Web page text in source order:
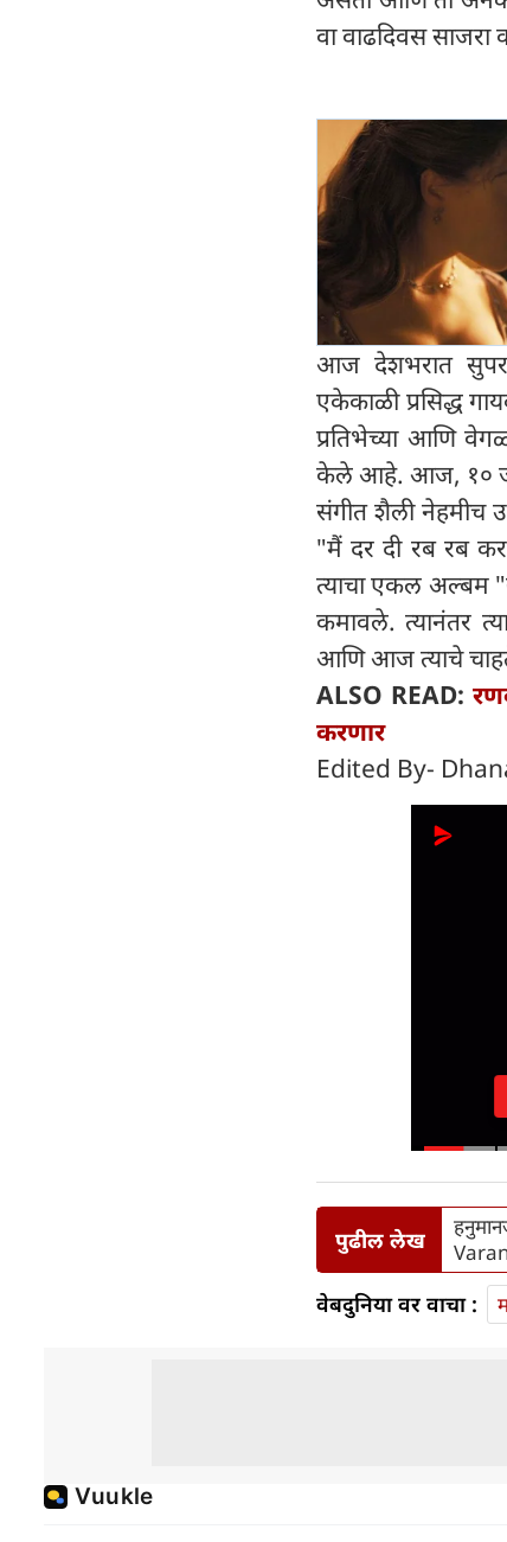
वा वाढदिवस
आज देशभरात
एकेकाळी प्रसिद्ध
प्रतिभेच्या आणि
केले आहे. आज, १० जून
संगीत शैली नेहमीच
"मैं दर दी रब रब
त्याचा एकल अल्बम
कमावले. त्यानंतर
आणि आज त्याचे
ALSO READ:
करणार
Edited By-
पुढील लेख
वेबदुनिया वर वाचा :